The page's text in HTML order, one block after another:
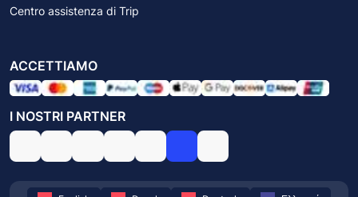
Centro assistenza di Trip
ACCETTIAMO
I NOSTRI PARTNER